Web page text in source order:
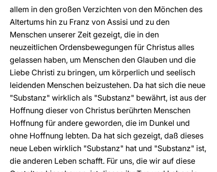
allem in den großen Verzichten von den Mönchen des
Altertums hin zu Franz von Assisi und zu den
Menschen unserer Zeit gezeigt, die in den
neuzeitlichen Ordensbewegungen für Christus alles
gelassen haben, um Menschen den Glauben und die
Liebe Christi zu bringen, um körperlich und seelisch
leidenden Menschen beizustehen. Da hat sich die neue
"Substanz" wirklich als "Substanz" bewährt, ist aus der
Hoffnung dieser von Christus berührten Menschen
Hoffnung für andere geworden, die im Dunkel und
ohne Hoffnung lebten. Da hat sich gezeigt, daß dieses
neue Leben wirklich "Substanz" hat und "Substanz" ist,
die anderen Leben schafft. Für uns, die wir auf diese